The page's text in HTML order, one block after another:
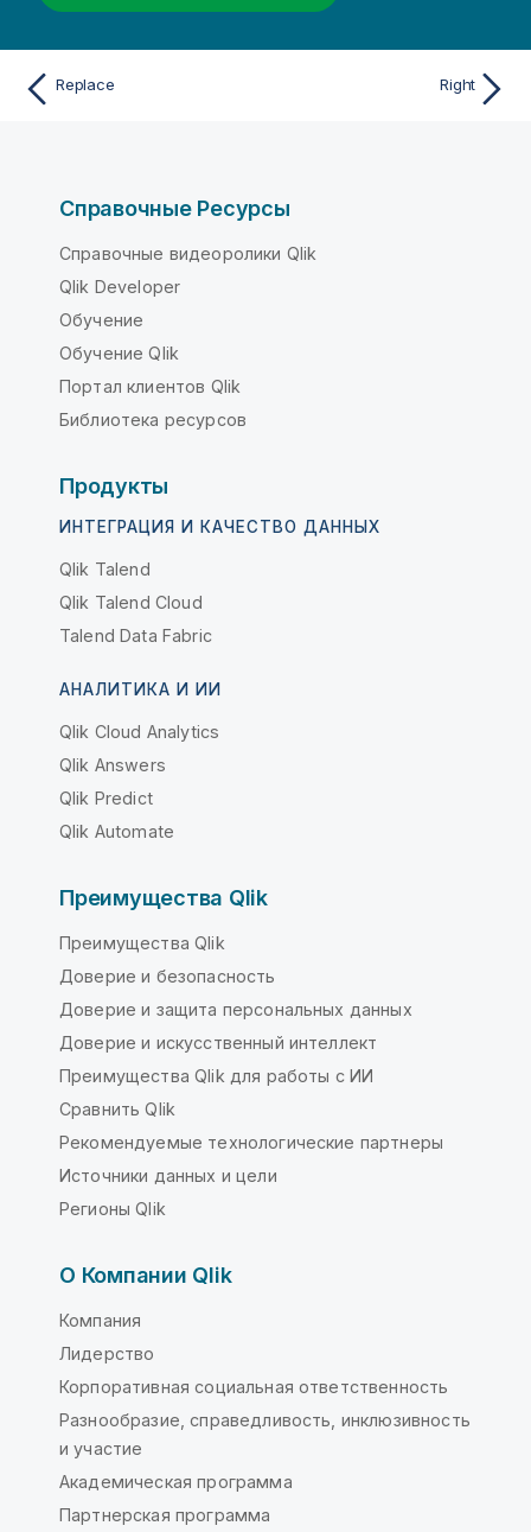
Replace Right
Справочные Ресурсы
Справочные видеоролики Qlik
Qlik Developer
Обучение
Обучение Qlik
Портал клиентов Qlik
Библиотека ресурсов
Продукты
ИНТЕГРАЦИЯ И КАЧЕСТВО ДАННЫХ
Qlik Talend
Qlik Talend Cloud
Talend Data Fabric
АНАЛИТИКА И ИИ
Qlik Cloud Analytics
Qlik Answers
Qlik Predict
Qlik Automate
Преимущества Qlik
Преимущества Qlik
Доверие и безопасность
Доверие и защита персональных данных
Доверие и искусственный интеллект
Преимущества Qlik для работы с ИИ
Сравнить Qlik
Рекомендуемые технологические партнеры
Источники данных и цели
Регионы Qlik
О Компании Qlik
Компания
Лидерство
Корпоративная социальная ответственность
Разнообразие, справедливость, инклюзивность
и участие
Академическая программа
Партнерская программа